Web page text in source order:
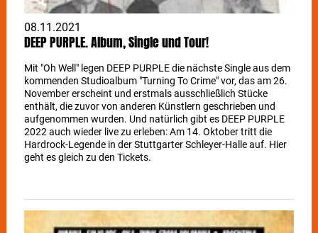
08.11.2021
DEEP PURPLE. Album, Single und Tour!
Mit "Oh Well" legen DEEP PURPLE die nächste Single aus dem
kommenden Studioalbum "Turning To Crime" vor, das am 26.
November erscheint und erstmals ausschließlich Stücke
enthält, die zuvor von anderen Künstlern geschrieben und
aufgenommen wurden. Und natürlich gibt es DEEP PURPLE
2022 auch wieder live zu erleben: Am 14. Oktober tritt die
Hardrock-Legende in der Stuttgarter Schleyer-Halle auf. Hier
geht es gleich zu den Tickets.